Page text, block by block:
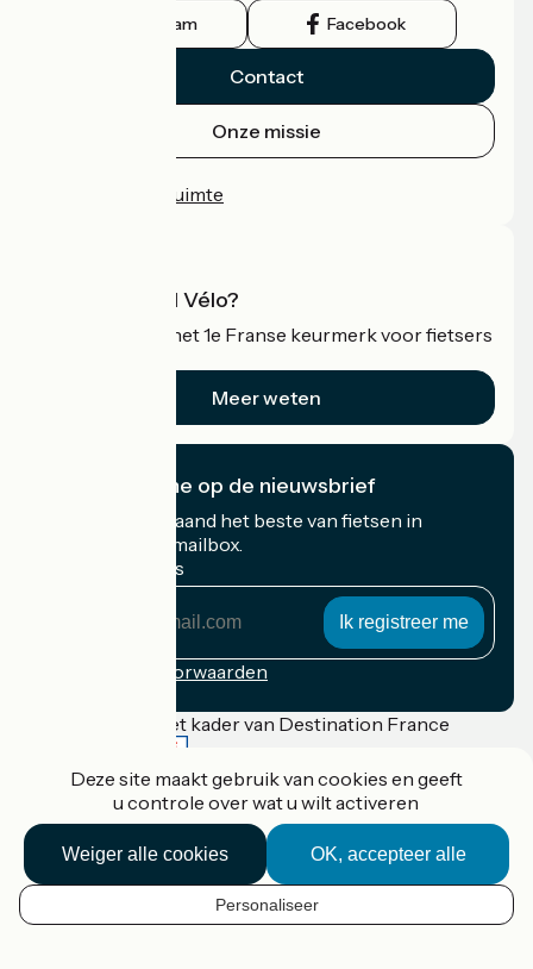
NL
Instagram Facebook
Contact
Onze missie
Professionele ruimte
Wat is Accueil Vélo?
Accueil Vélo is het 1e Franse keurmerk voor fietsers
Meer weten
Ik abonneer me op de nieuwsbrief
Ontvang elke maand het beste van fietsen in
Frankrijk in uw mailbox.
Mijn e-mailadres
Inschrijvingsvoorwaarden
Gefinancierd in het kader van Destination France
Accueil Vélo Pro
Contact
Wettelijke informatie
Contact
Privacy policy
Deze site maakt gebruik van cookies en geeft
u controle over wat u wilt activeren
OK, accepteer alle
Weiger alle cookies
Personaliseer